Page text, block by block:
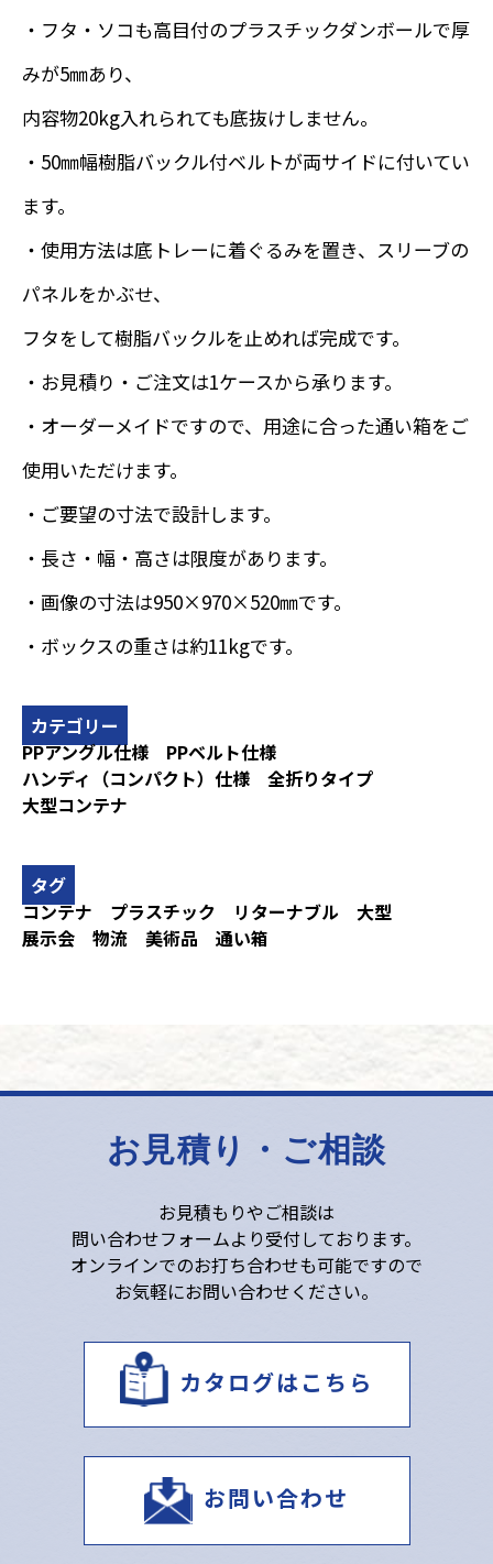
・フタ・ソコも高目付のプラスチックダンボールで厚
みが5㎜あり、
内容物20kg入れられても底抜けしません。
・50㎜幅樹脂バックル付ベルトが両サイドに付いてい
ます。
・使用方法は底トレーに着ぐるみを置き、スリーブの
パネルをかぶせ、
フタをして樹脂バックルを止めれば完成です。
・お見積り・ご注文は1ケースから承ります。
・オーダーメイドですので、用途に合った通い箱をご
使用いただけます。
・ご要望の寸法で設計します。
・長さ・幅・高さは限度があります。
・画像の寸法は950×970×520㎜です。
・ボックスの重さは約11kgです。
カテゴリー
PPアングル仕様
PPベルト仕様
ハンディ（コンパクト）仕様
全折りタイプ
大型コンテナ
タグ
コンテナ
プラスチック リターナブル
大型
展示会
物流 美術品 通い箱
お見積り・ご相談
お見積もりやご相談は
問い合わせフォームより受付しております。
オンラインでのお打ち合わせも可能ですので
お気軽にお問い合わせください。
カタログはこちら
お問い合わせ